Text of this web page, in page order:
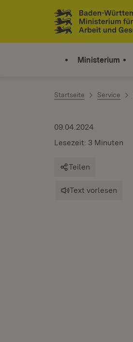
Zum Inhalt springen
Link zur Startseite
Ministerium
Startseite Service
09.04.2024
Lesezeit: 3 Minuten
Teilen
Text vorlesen